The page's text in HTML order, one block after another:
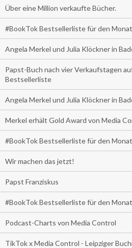
Über eine Million verkaufte Bücher.
#BookTok Bestsellerliste für den
Angela Merkel und Julia Klöckner in
Papst-Buch nach vier Verkaufstagen
Bestsellerliste
Angela Merkel und Julia Klöckner in
Merkel erhält Gold Award von Media
#BookTok Bestsellerliste für den
Wir machen das jetzt!
Papst Franziskus
#BookTok Bestsellerliste für den
Podcast-Charts von Media Control
TikTok x Media Control - Leipziger